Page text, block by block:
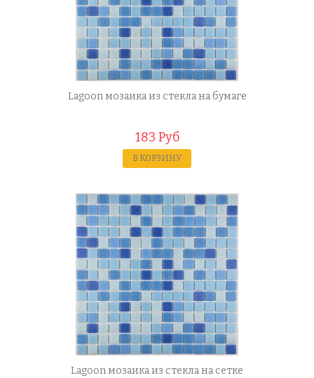
Lagoon мозаика из стекла на бумаге
183 Руб
В КОРЗИНУ
Lagoon мозаика из стекла на сетке